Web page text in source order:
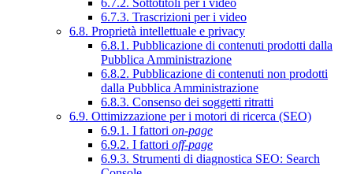
6.7.2. Sottotitoli per i video
6.7.3. Trascrizioni per i video
6.8. Proprietà intellettuale e privacy
6.8.1. Pubblicazione di contenuti prodotti dalla
Pubblica Amministrazione
6.8.2. Pubblicazione di contenuti non prodotti
dalla Pubblica Amministrazione
6.8.3. Consenso dei soggetti ritratti
6.9. Ottimizzazione per i motori di ricerca (SEO)
6.9.1. I fattori on-page
6.9.2. I fattori off-page
6.9.3. Strumenti di diagnostica SEO: Search